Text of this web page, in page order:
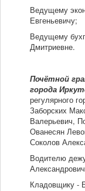
Ведущему
Евгеньевичу;
Ведущему
Дмитриевне.
Почётной
города
регулярного
Заборских
Валерьевич,
Ованесян
Соколов
Водителю
Кладовщику -